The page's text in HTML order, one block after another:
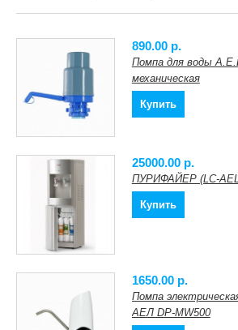
890.00 p.
Помпа для воды
механическая
Купить
25000.00 p.
ПУРИФАЙЕР (LC-
Купить
1650.00 p.
Помпа
АЕЛ DP-MW500